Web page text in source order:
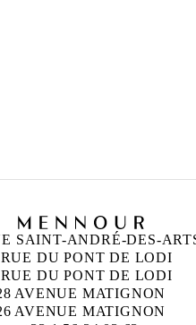
SAINT-ANDRÉ-DES-
DU PONT DE LODI
DU PONT DE LODI
AVENUE MATIGNON
AVENUE MATIGNON